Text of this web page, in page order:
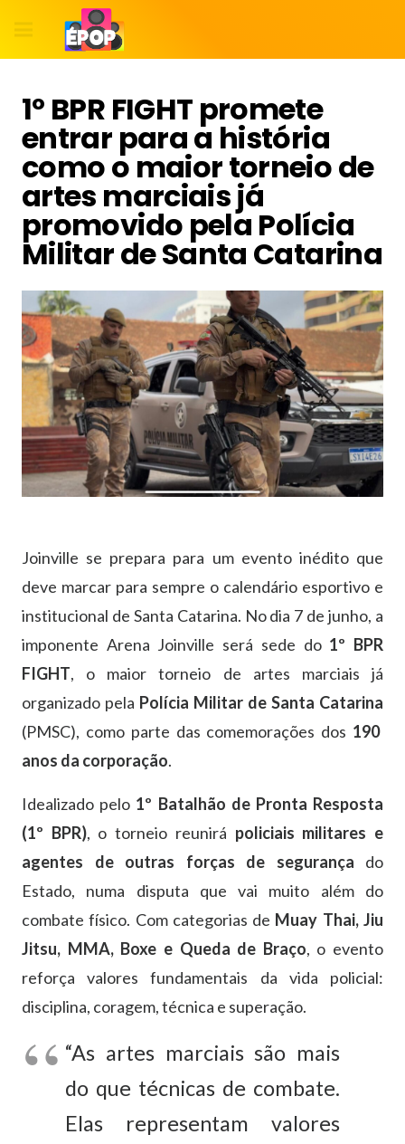
1º BPR FIGHT promete
entrar para a história
como o maior torneio de
artes marciais já
promovido pela Polícia
Militar de Santa Catarina
Joinville se prepara para um evento inédito que
deve marcar para sempre o calendário esportivo e
institucional de Santa Catarina. Nodia 7 dejunho, a
imponente Arena Joinville será sede do 1º BPR
FIGHT, o maiortorneio de artes marciaisjá
organizado pela Polícia Militar de Santa Catarina
(PMSC), como parte das comemorações dos 190
anos da corporação.
Idealizado pelo 1º Batalhão de Pronta Resposta
(1º BPR), otorneio reunirá policiais militares e
agentes de outras forças de segurança
do
Estado, numa disputa quevai muito além do
combatefísico. Com categorias de Muay Thai,Jiu
Jitsu, MMA, Boxe e Queda de Braço, o evento
reforçavaloresfundamentais da vida policial:
disciplina, coragem,técnica e superação.
“As artes marciaissão mais
do que técnicas de combate.
Elas representam valores